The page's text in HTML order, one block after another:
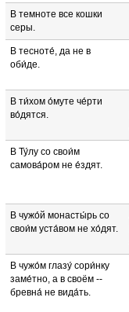
В темноте все кошки
серы.
В тесноте́, да не в
оби́де.
В ти́хом о́муте че́рти
во́дятся.
В Ту́лу со свои́м
самова́ром не е́здят.
В чужо́й монасты́рь со
свои́м уста́вом не хо́дят.
В чужо́м глазу́ сори́нку
заме́тно, а в своём --
бревна́ не вида́ть.